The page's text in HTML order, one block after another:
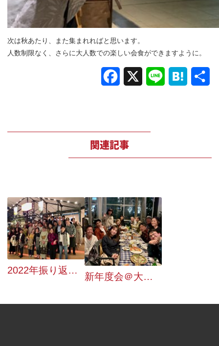
次は秋あたり、また集まれればと思います。
人数制限なく、さらに大人数での楽しい会食ができますように。
Facebook Line Hatena
関連記事
2022年振り返り 〜DELE対策、オフ会、訪日観光客との交流〜
新年度会＠大阪を開催